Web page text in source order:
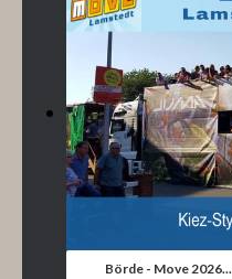
Börde - Move 2026...